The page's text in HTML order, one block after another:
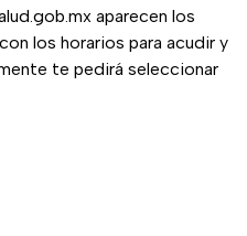
aparecen los
los horarios para acudir y
te pedirá seleccionar